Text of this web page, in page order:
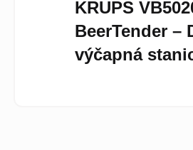
z
5
hviezdičiek.
KRUPS
BeerTender –
výčapná